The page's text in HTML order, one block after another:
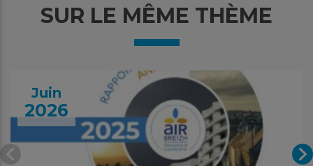
SUR LE MÊME THÈME
Juin
2026